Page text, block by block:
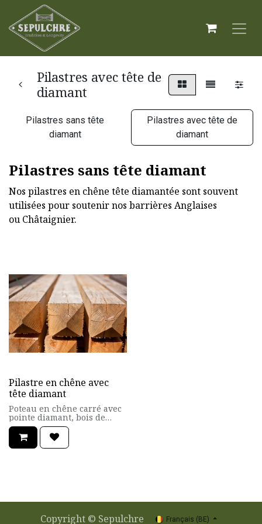
Pilastres avec tête de
diamant
Pilastres sans tête
diamant
Pilastres avec tête de
diamant
Pilastres sans tête diamant
Nos pilastres en chêne tête diamantée sont souvent
utilisées pour soutenir nos barrières Anglaises
ou Châtaignier.
Pilastre en chêne avec
tête diamant
Poteau en chêne carré avec
pointe diamant, bois de
cœur.
Idéal pour soutenir les
portillons ou les barrières
anglaises.
bruler.
Copyright © Sepulchre Français (BE)